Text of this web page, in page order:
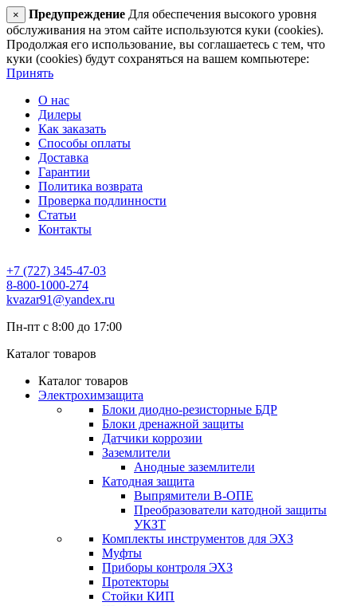
× Предупреждение Для обеспечения высокого уровня
обслуживания на этом сайте используются куки (cookies).
Продолжая его использование, вы соглашаетесь с тем, что
куки (cookies) будут сохраняться на вашем компьютере:
Принять
О нас
Дилеры
Как заказать
Способы оплаты
Доставка
Гарантии
Политика возврата
Проверка подлинности
Статьи
Контакты
+7 (727) 345-47-03
8-800-1000-274
kvazar91@yandex.ru
Пн-пт с 8:00 до 17:00
Каталог товаров
Каталог товаров
Электрохимзащита
Блоки диодно-резисторные БДР
Блоки дренажной защиты
Датчики коррозии
Заземлители
Анодные заземлители
Катодная защита
Выпрямители В-ОПЕ
Преобразователи катодной защиты
УКЗТ
Комплекты инструментов для ЭХЗ
Муфты
Приборы контроля ЭХЗ
Протекторы
Стойки КИП